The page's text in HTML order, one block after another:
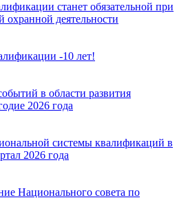
станет обязательной при
охранной деятельности
-10 лет!
в области развития
2026 года
системы квалификаций в
2026 года
Национального совета по